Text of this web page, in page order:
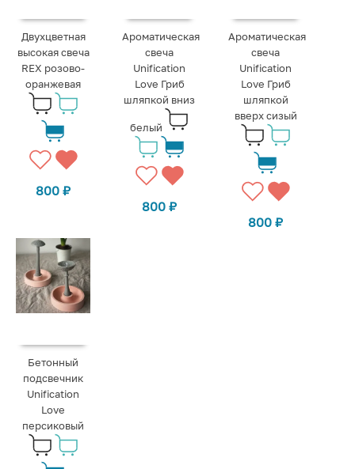
Двухцветная
высокая свеча
REX розово-
оранжевая
800₽
Ароматическая
свеча
Unification
Love Гриб
шляпкой вниз
белый
800₽
Ароматическая
свеча
Unification
Love Гриб
шляпкой
вверх сизый
800₽
Бетонный
подсвечник
Unification
Love
персиковый